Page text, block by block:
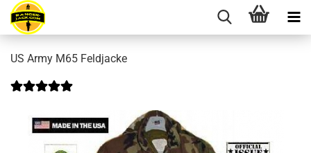
US Army M65 Feldjacke